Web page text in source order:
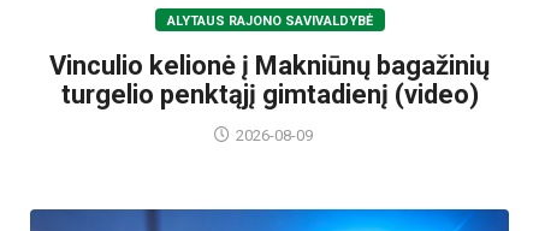
ALYTAUS RAJONO SAVIVALDYBĖ
Vinculio kelionė į Makniūnų bagažinių
turgelio penktąjį gimtadienį (video)
2026-08-09